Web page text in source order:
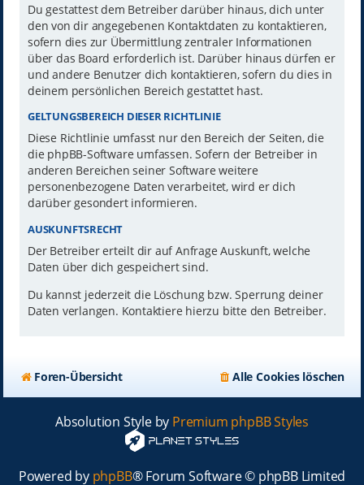
Du gestattest dem Betreiber darüber hinaus, dich unter
den von dir angegebenen Kontaktdaten zu kontaktieren,
sofern dies zur Übermittlung zentraler Informationen
über das Board erforderlich ist. Darüber hinaus dürfen er
und andere Benutzer dich kontaktieren, sofern du dies in
deinem persönlichen Bereich gestattet hast.
GELTUNGSBEREICH DIESER RICHTLINIE
Diese Richtlinie umfasst nur den Bereich der Seiten, die
die phpBB-Software umfassen. Sofern der Betreiber in
anderen Bereichen seiner Software weitere
personenbezogene Daten verarbeitet, wird er dich
darüber gesondert informieren.
AUSKUNFTSRECHT
Der Betreiber erteilt dir auf Anfrage Auskunft, welche
Daten über dich gespeichert sind.
Du kannst jederzeit die Löschung bzw. Sperrung deiner
Daten verlangen. Kontaktiere hierzu bitte den Betreiber.
Foren-Übersicht Alle Cookies löschen
Absolution Style by Premium phpBB Styles
Powered by phpBB® Forum Software © phpBB Limited